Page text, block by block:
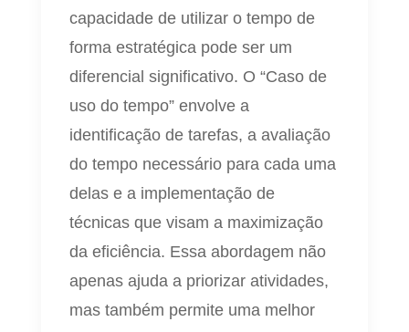
capacidade de utilizar o tempo de
forma estratégica pode ser um
diferencial significativo. O “Caso de
uso do tempo” envolve a
identificação de tarefas, a avaliação
do tempo necessário para cada uma
delas e a implementação de
técnicas que visam a maximização
da eficiência. Essa abordagem não
apenas ajuda a priorizar atividades,
mas também permite uma melhor